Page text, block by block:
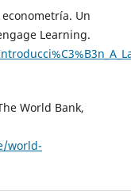
Un
Learning.
World Bank,
world-